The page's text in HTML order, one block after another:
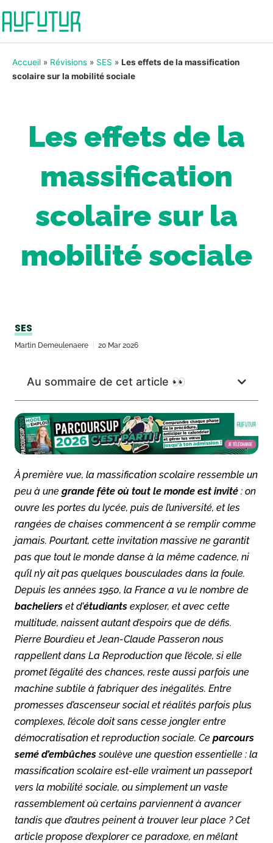
Accueil » Révisions » SES » Les effets de la massification
scolaire sur la mobilité sociale
Les effets de la
massification
scolaire sur la
mobilité sociale
SES
Martin Demeulenaere 20 Mar 2026
Au sommaire de cet article 👀
À première vue, la massification scolaire ressemble un
peu à une grande fête où tout le monde est invité : on
ouvre les portes du lycée, puis de l’université, et les
rangées de chaises commencent à se remplir comme
jamais. Pourtant, cette invitation massive ne garantit
pas que tout le monde danse à la même cadence, ni
qu’il n’y ait pas quelques bousculades dans la foule.
Depuis les années 1950, la France a vu le nombre de
bacheliers et d’étudiants exploser, et avec cette
multitude, naissent autant d’espoirs que de défis.
Pierre Bourdieu et Jean-Claude Passeron nous
rappellent dans La Reproduction que l’école, si elle
promet l’égalité des chances, reste aussi parfois une
machine subtile à fabriquer des inégalités. Entre
promesses d’ascenseur social et réalités parfois plus
complexes, l’école doit sans cesse jongler entre
démocratisation et reproduction sociale. Ce parcours
semé d’embûchessoulève une question essentielle : la
massification scolaire est-elle vraiment un passeport
vers la mobilité sociale, ou simplement un vaste
rassemblement où certains parviennent à avancer
tandis que d’autres peinent à trouver leur place ? Cet
article propose d’explorer ce paradoxe, en mêlant